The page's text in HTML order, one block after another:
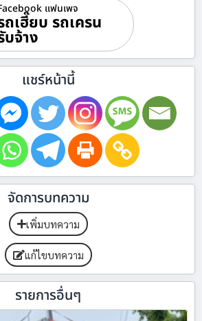
แฟนเพจ
ถเฮี๊ยบ รถเครน
บจ้าง
แชร์หน้านี้
จัดการบทความ
เพิ่มบทความ
แก้ไขบทความ
รายการอื่นๆ